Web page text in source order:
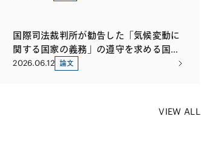
国際司法裁判所が勧告した「気候変動に
関する国家の義務」の遵守を求める国連
総会決議とその実務的影響
2026.06.12 論文
VIEW ALL